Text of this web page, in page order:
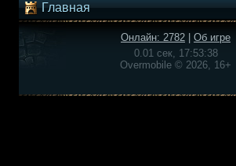
Главная
Онлайн: 2782
Об игре
0.01 сек, 17:53:38
Overmobile © 2026, 16+